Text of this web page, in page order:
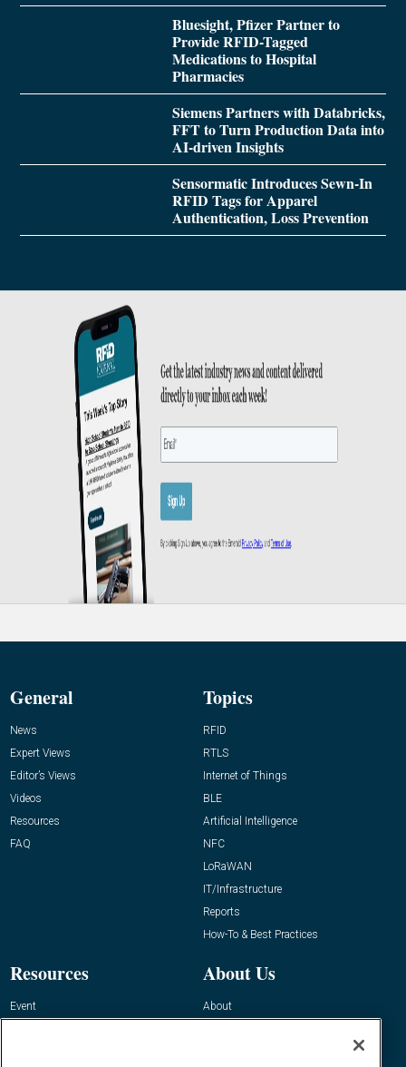
Bluesight, Pfizer Partner to
Provide RFID-Tagged
Medications to Hospital
Pharmacies
Siemens Partners with Databricks,
FFT to Turn Production Data into
AI-driven Insights
Sensormatic Introduces Sewn-In
RFID Tags for Apparel
Authentication, Loss Prevention
General
News
Expert Views
Editor’s Views
Videos
Resources
FAQ
Topics
RFID
RTLS
Internet of Things
BLE
Artificial Intelligence
NFC
LoRaWAN
IT/Infrastructure
Reports
How-To & Best Practices
Resources
Event
About Us
About